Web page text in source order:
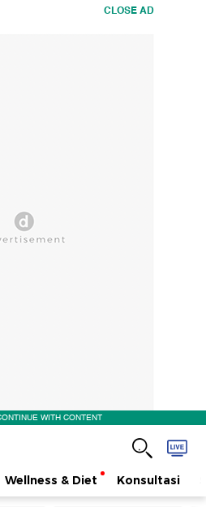
CLOSE AD
WITH CONTENT
Wellness & Diet Konsultasi